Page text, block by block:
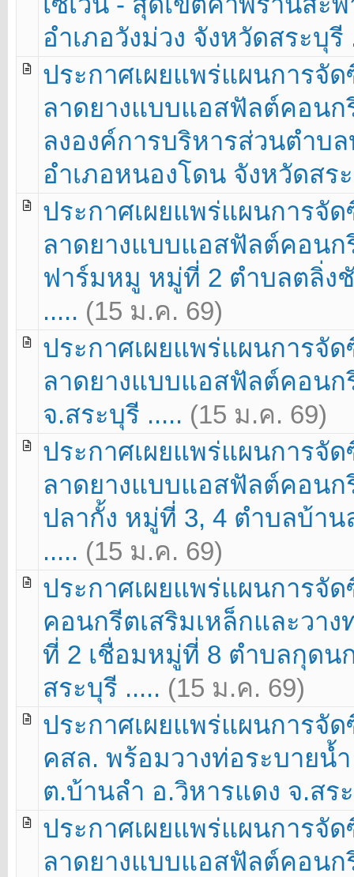
อำเภอวังม่วง จังหวัดสระบุ
ประกาศเผยแพร่แผนการจั
ลาดยางแบบแอสฟัลต์คอนก
ลงองค์การบริหารส่วนตำบ
อำเภอหนองโดน จังหวัดสร
ประกาศเผยแพร่แผนการจั
ลาดยางแบบแอสฟัลต์คอน
ฟาร์มหมู หมู่ที่ 2 ตำบลตลิ่ง
..... (15 ม.ค. 69)
ประกาศเผยแพร่แผนการจั
ลาดยางแบบแอสฟัลต์คอนก
จ.สระบุรี ..... (15 ม.ค. 69)
ประกาศเผยแพร่แผนการจั
ลาดยางแบบแอสฟัลต์คอนก
ปลากั้ง หมู่ที่ 3, 4 ตำบลบ้าน
..... (15 ม.ค. 69)
ประกาศเผยแพร่แผนการจั
คอนกรีตเสริมเหล็กและวา
ที่ 2 เชื่อมหมู่ที่ 8 ตำบลกุดน
สระบุรี ..... (15 ม.ค. 69)
ประกาศเผยแพร่แผนการจั
คสล. พร้อมวางท่อระบาย
ต.บ้านลำ อ.วิหารแดง จ.สร
ประกาศเผยแพร่แผนการจั
ลาดยางแบบแอสฟัลต์คอนก